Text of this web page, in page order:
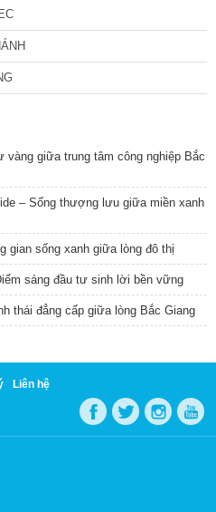
giữa trung tâm công nghiệp Bắc
– Sống thượng lưu giữa miền xanh
gian sống xanh giữa lòng đô thị
sáng đầu tư sinh lời bền vững
thái đẳng cấp giữa lòng Bắc Giang
Liên hệ